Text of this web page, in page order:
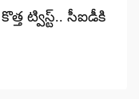
ట్విస్ట్.. సీఐడీకి